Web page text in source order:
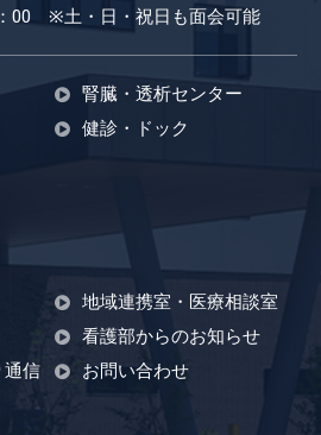
00 ※土・日・祝日も​面会可能
腎臓・透析センター
健診・ドック
地域連携室・医療相談室
看護部からのお知らせ
通信
お問い合わせ